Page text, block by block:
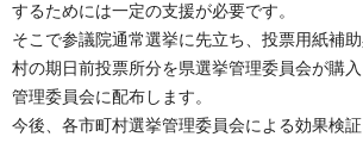
するためには一定の支援が必要です。
そこで参議院通常選挙に先立ち、投票用紙補
村の期日前投票所分を県選挙管理委員会が購
管理委員会に配布します。
今後、各市町村選挙管理委員会による効果検